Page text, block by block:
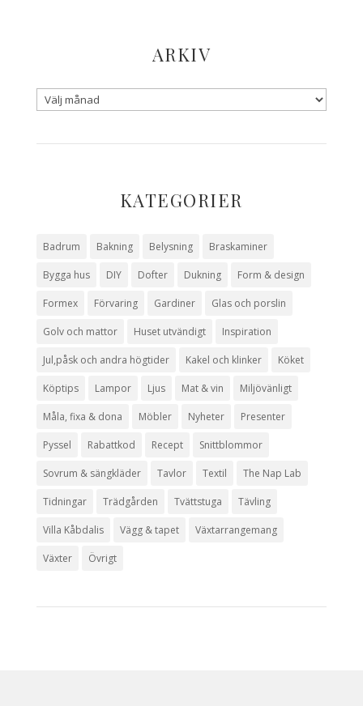
ARKIV
KATEGORIER
Badrum Bakning Belysning Braskaminer
Bygga hus DIY Dofter Dukning Form & design
Formex Förvaring Gardiner Glas och porslin
Golv och mattor Huset utvändigt Inspiration
Jul,påsk och andra högtider Kakel och klinker Köket
Köptips Lampor Ljus Mat & vin Miljövänligt
Måla, fixa & dona Möbler Nyheter Presenter
Pyssel Rabattkod Recept Snittblommor
Sovrum & sängkläder Tavlor Textil The Nap Lab
Tidningar Trädgården Tvättstuga Tävling
Villa Kåbdalis Vägg & tapet Växtarrangemang
Växter Övrigt